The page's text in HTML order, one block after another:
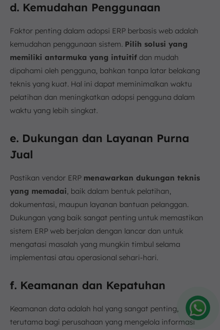
d. Kemudahan Penggunaan
Faktor penting dalam adopsi ERP berbasis web adalah
kemudahan penggunaan sistem. Pilih solusi yang
memiliki antarmuka yang intuitif dan mudah
dipahami oleh pengguna, bahkan tanpa latar belakang
teknis yang kuat. Hal ini dapat meminimalkan waktu
pelatihan dan meningkatkan adopsi pengguna dalam
waktu yang lebih singkat.
e. Dukungan dan Layanan Purna
Jual
Pastikan vendor ERP menawarkan dukungan teknis
yang memadai, baik dalam bentuk pelatihan,
dokumentasi, maupun layanan bantuan pelanggan.
Dukungan yang baik sangat penting untuk memastikan
sistem ERP web berjalan dengan lancar dan untuk
mengatasi masalah yang mungkin timbul selama
implementasi atau operasional sehari-hari.
f. Keamanan dan Kepatuhan
Keamanan data adalah hal yang sangat penting,
terutama bagi perusahaan yang mengelola informasiAmelia